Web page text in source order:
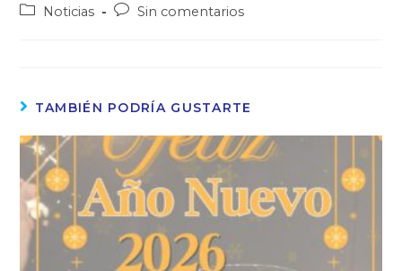
Noticias
Sin comentarios
TAMBIÉN PODRÍA GUSTARTE